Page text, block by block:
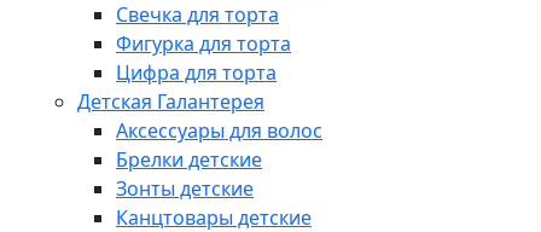
Свечка для торта
Фигурка для торта
Цифра для торта
Детская Галантерея
Аксессуары для волос
Брелки детские
Зонты детские
Канцтовары детские